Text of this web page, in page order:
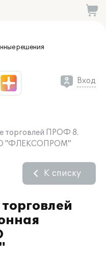
решения
Вход
торговлей ПРОФ 8.
"ФЛЕКСОПРОМ"
К списку